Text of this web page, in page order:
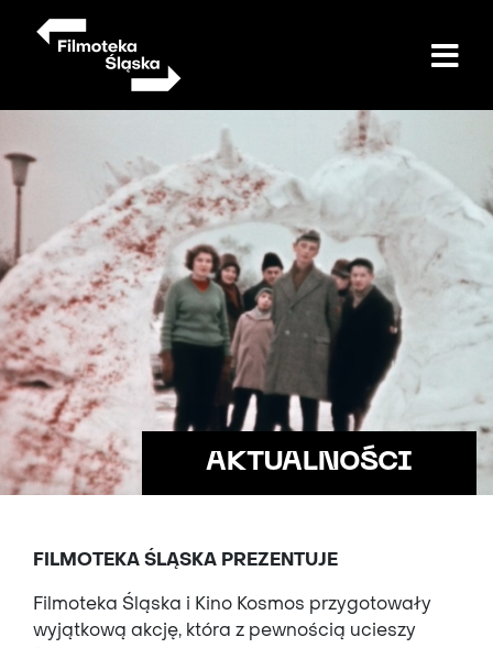
AKTUALNOŚCI
FILMOTEKA ŚLĄSKA PREZENTUJE
Filmoteka Śląska i Kino Kosmos przygotowały
wyjątkową akcję, która z pewnością ucieszy